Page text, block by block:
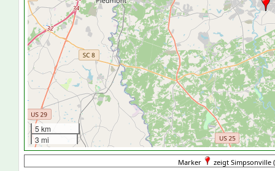
5 km
3 mi
Marker zeigt Simpsonville